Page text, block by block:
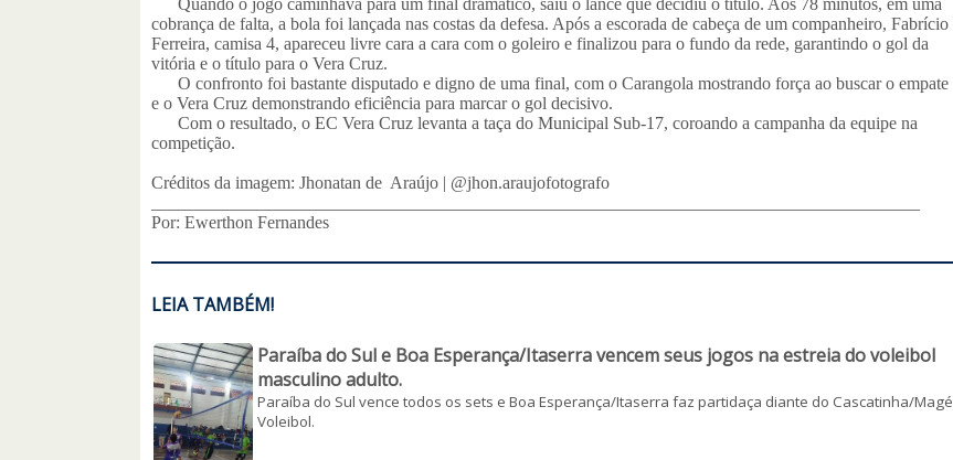
Quando o jogo caminhava para um final dramático, saiu o lance que decidiu o título. Aos 78 minutos, em uma
cobrança de falta, a bola foi lançada nas costas da defesa. Após a escorada de cabeça de um companheiro, Fabrício
Ferreira, camisa 4, apareceu livre cara a cara com o goleiro e finalizou para o fundo da rede, garantindo o gol da
vitória e o título para o Vera Cruz.
O confronto foi bastante disputado e digno de uma final, com o Carangola mostrando força ao buscar o empate
e o Vera Cruz demonstrando eficiência para marcar o gol decisivo.
Com o resultado, o EC Vera Cruz levanta a taça do Municipal Sub-17, coroando a campanha da equipe na
competição.
Créditos da imagem: Jhonatan de Araújo | @jhon.araujofotografo
Por: Ewerthon Fernandes
LEIA TAMBÉM!
Paraíba do Sul e Boa Esperança/Itaserra vencem seus jogos na estreia do voleibol
masculino adulto.
Paraíba do Sul vence todos os sets e Boa Esperança/Itaserra faz partidaça diante do Cascatinha/Magé
Voleibol.